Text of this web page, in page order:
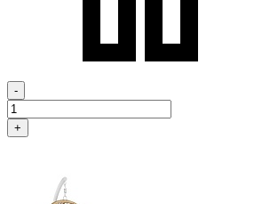
-
+